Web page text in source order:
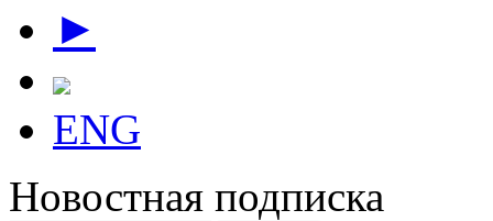
►
ENG
Новостная подписка